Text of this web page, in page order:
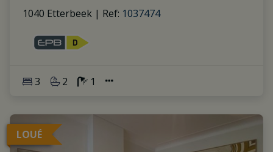
1040 Etterbeek | Ref: 1037474
3 2 1
LOUÉ